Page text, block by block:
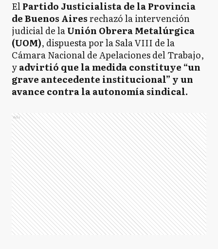
ElPartido Justicialista de la Provincia
de Buenos Airesrechazó la intervención
judicial de laUnión Obrera Metalúrgica
(UOM), dispuesta por la Sala VIII de la
Cámara Nacional de Apelaciones del Trabajo,
yadvirtió que la medida constituye “un
grave antecedente institucional” y un
avance contra la autonomía sindical.
Ads